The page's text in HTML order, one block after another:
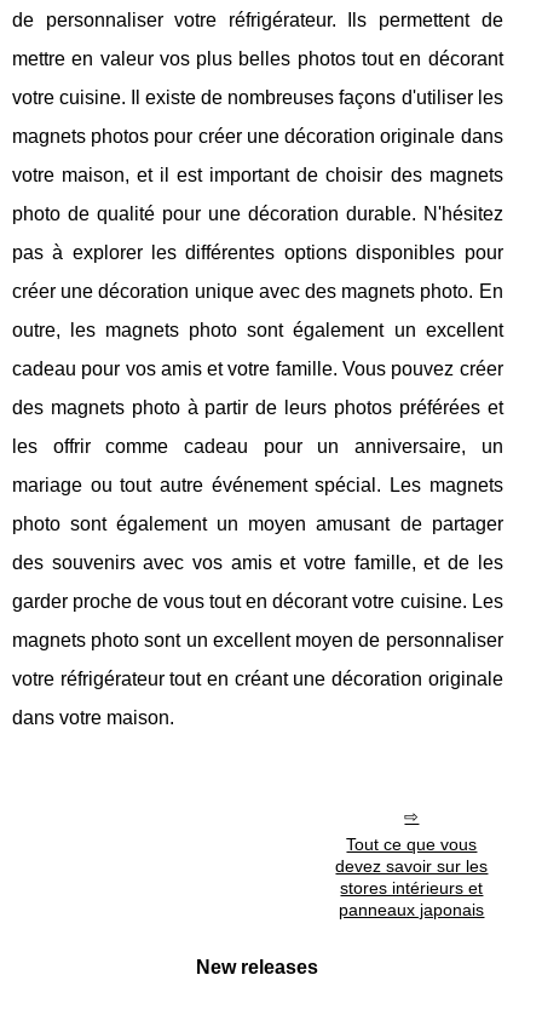
de personnaliser votre réfrigérateur. Ils permettent de
mettre en valeur vos plus belles photos tout en décorant
votre cuisine. Il existe de nombreuses façons d'utiliser les
magnets photos pour créer une décoration originale dans
votre maison, et il est important de choisir des magnets
photo de qualité pour une décoration durable. N'hésitez
pas à explorer les différentes options disponibles pour
créer une décoration unique avec des magnets photo. En
outre, les magnets photo sont également un excellent
cadeau pour vos amis et votre famille. Vous pouvez créer
des magnets photo à partir de leurs photos préférées et
les offrir comme cadeau pour un anniversaire, un
mariage ou tout autre événement spécial. Les magnets
photo sont également un moyen amusant de partager
des souvenirs avec vos amis et votre famille, et de les
garder proche de vous tout en décorant votre cuisine. Les
magnets photo sont un excellent moyen de personnaliser
votre réfrigérateur tout en créant une décoration originale
dans votre maison.
Tout ce que vous
devez savoir sur les
stores intérieurs et
panneaux japonais
New releases